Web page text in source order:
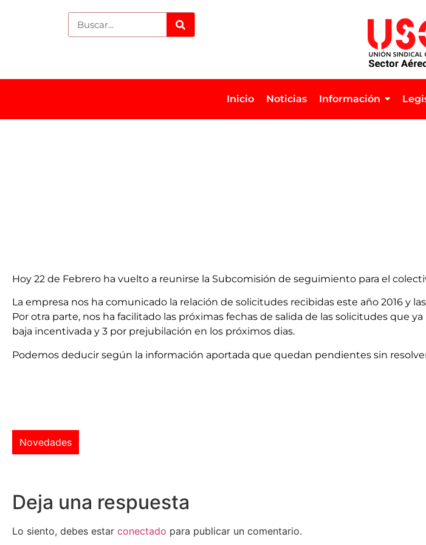
Inicio Noticias Información
Hoy 22 de Febrero ha vuelto a reunirse la Subcomisión de seguimiento para el
La empresa nos ha comunicado la relación de solicitudes recibidas este año 2016 y
Por otra parte, nos ha facilitado las próximas fechas de salida de las solicitudes que
baja incentivada y 3 por prejubilación en los próximos dias.
Podemos deducir según la información aportada que quedan pendientes sin
Novedades
Deja una respuesta
Lo siento, debes estar conectado para publicar un comentario.